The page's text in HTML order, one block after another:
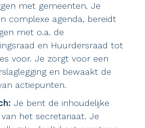
met gemeenten. Je
complexe agenda, bereidt
met o.a. de
en Huurdersraad tot
voor. Je zorgt voor een
en bewaakt de
actiepunten.
Je bent de inhoudelijke
het secretariaat. Je